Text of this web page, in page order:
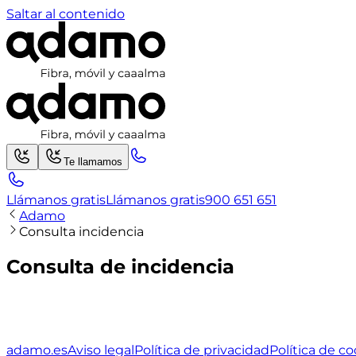
Saltar al contenido
Te llamamos
Llámanos gratisLlámanos gratis900 651 651
Adamo
Consulta incidencia
Consulta de incidencia
adamo.esAviso legalPolítica de privacidadPolítica de